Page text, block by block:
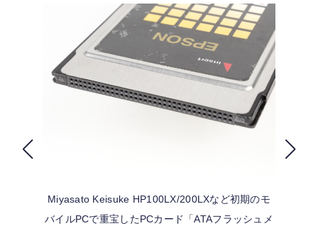
公式ストア
FOLLOW US
Miyasato Keisuke HP100LX/200LXなど初期のモ
バイルPCで重宝したPCカード「ATAフラッシュメ